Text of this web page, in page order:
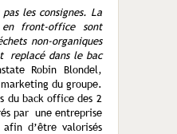
les consignes. La
en front-office sont
non-organiques
replacé dans le bac
Robin Blondel,
du groupe.
du back office des 2
par une entreprise
d’être valorisés